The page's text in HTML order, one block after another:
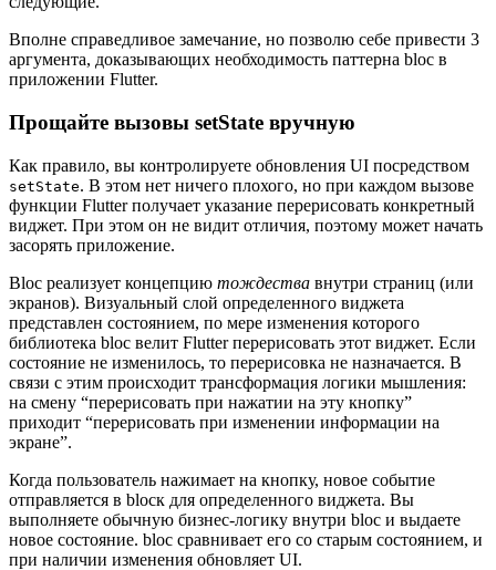
Вполне справедливое замечание, но позволю себе привести 3
аргумента, доказывающих необходимость паттерна bloc в
приложении Flutter.
Прощайте вызовы setState вручную
Как правило, вы контролируете обновления UI посредством
setState. В этом нет ничего плохого, но при каждом вызове
функции Flutter получает указание перерисовать конкретный
виджет. При этом он не видит отличия, поэтому может начать
засорять приложение.
Bloc реализует концепцию тождества внутри страниц (или
экранов). Визуальный слой определенного виджета
представлен состоянием, по мере изменения которого
библиотека bloc велит Flutter перерисовать этот виджет. Если
состояние не изменилось, то перерисовка не назначается. В
связи с этим происходит трансформация логики мышления:
на смену “перерисовать при нажатии на эту кнопку”
приходит “перерисовать при изменении информации на
экране”.
Когда пользователь нажимает на кнопку, новое событие
отправляется в blocк для определенного виджета. Вы
выполняете обычную бизнес-логику внутри bloc и выдаете
новое состояние. bloc сравнивает его со старым состоянием, и
при наличии изменения обновляет UI.